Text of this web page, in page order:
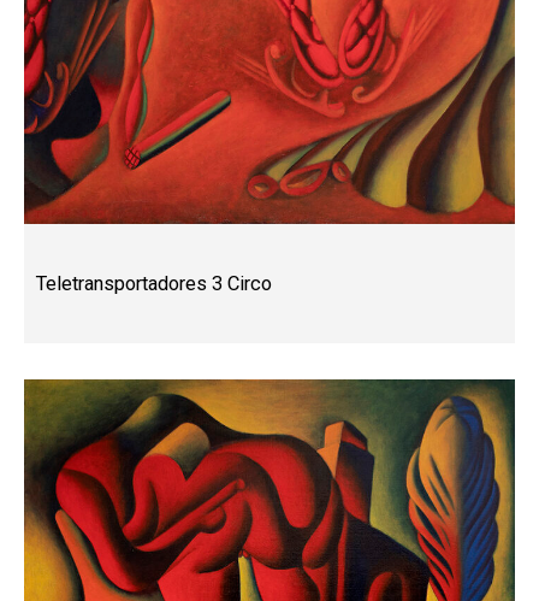
Teletransportadores 3 Circo